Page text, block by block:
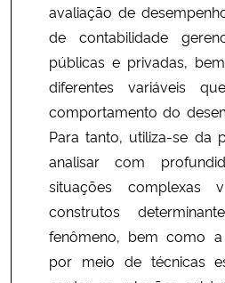
avaliação de
de contabilidade
públicas e privadas,
diferentes variáveis
comportamento do
Para tanto, utiliza-se da
analisar com
situações complexas
construtos
fenômeno, bem como a
por meio de técnicas